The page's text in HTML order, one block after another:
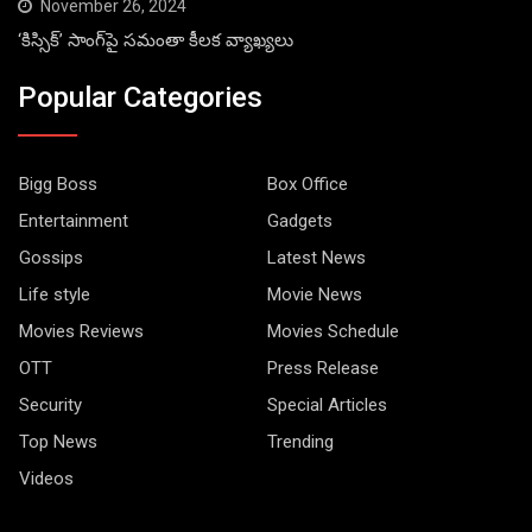
November 26, 2024
‘కిస్సిక్’ సాంగ్‌పై సమంతా కీలక వ్యాఖ్యలు
Popular Categories
Bigg Boss
Box Office
Entertainment
Gadgets
Gossips
Latest News
Life style
Movie News
Movies Reviews
Movies Schedule
OTT
Press Release
Security
Special Articles
Top News
Trending
Videos